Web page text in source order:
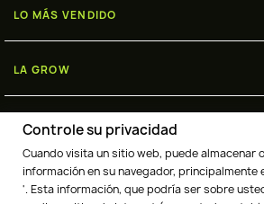
LO MÁS VENDIDO
LA GROW
ENVÍOS
Controle su privacidad
Cuando visita un sitio web, puede almacenar
información en su navegador, principalmente
'. Esta información, que podría ser sobre